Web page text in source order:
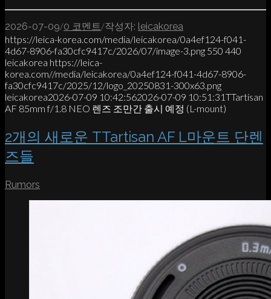
2026-07-09/0 코멘트 /작성자: leicakorea
https://leica-korea.com/media/leicakorea/0a4ef124-f041-
4d67-8906-fa30cfc9417c/2026/07/image-3.png 550 440
leicakorea https://leica-
korea.com//media/leicakorea/0a4ef124-f041-4d67-8906-
fa30cfc9417c/2025/12/logo_20250831-300x63.png
leicakorea2026-07-09 10:42:562026-07-09 10:51:31TTartisan
AF 85mm f/1.8 NEO 렌즈 조만간 출시 예정 (L-mount)
2개의 새로운 TTartisan AF L마운트 단렌
즈들
Rumors